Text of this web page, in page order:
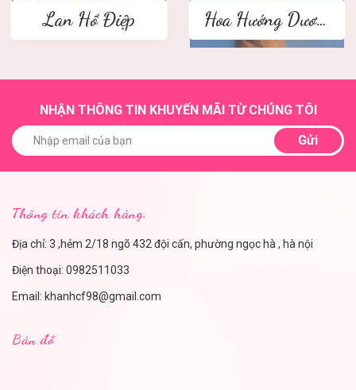
Lan Hồ Điệp Hoa Hướng Dương
NHẬN THÔNG TIN KHUYẾN MÃI TỪ CHÚNG TÔI
Gửi
Thông tin khách hàng.
Địa chỉ: 3 ,hẻm 2/18 ngõ 432 đội cấn, phường ngọc hà , hà nội
Điện thoại: 0982511033
Email: khanhcf98@gmail.com
Bản đồ